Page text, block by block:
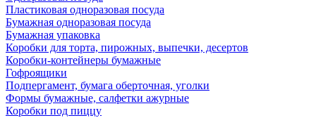
Пластиковая одноразовая посуда
Бумажная одноразовая посуда
Бумажная упаковка
Коробки для торта, пирожных, выпечки, десертов
Коробки-контейнеры бумажные
Гофроящики
Подпергамент, бумага оберточная, уголки
Формы бумажные, салфетки ажурные
Коробки под пиццу